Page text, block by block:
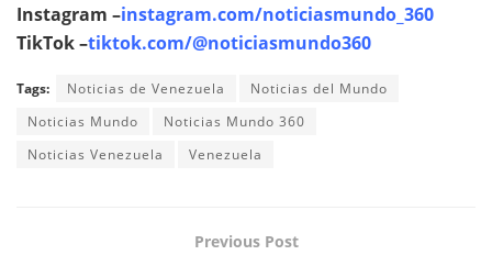
Instagram –instagram.com/noticiasmundo_360
TikTok –tiktok.com/@noticiasmundo360
Tags: Noticias de Venezuela
Noticias del Mundo
Noticias Mundo
Noticias Mundo 360
Noticias Venezuela
Venezuela
Previous Post